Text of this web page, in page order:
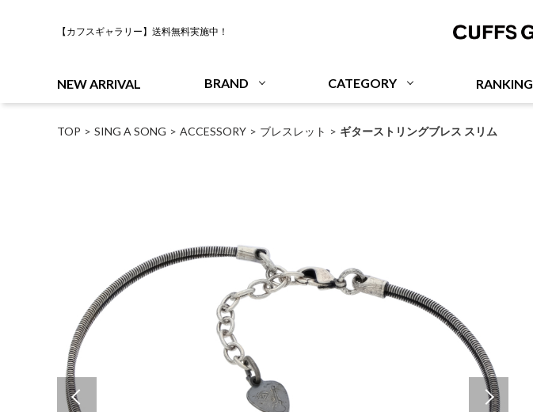
【カフスギャラリー】送料無料実施中！
NEW ARRIVAL BRAND CATEGORY RANKING
TOP SING A SONG ACCESSORY ブレスレット ギターストリングブレス スリム